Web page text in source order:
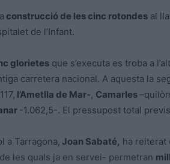
construcció de les cinc rotondes al
de l’Infant.
glorietes que s’executa es troba a
carretera nacional. A aquesta la
l’Ametlla de Mar-, Camarles
-1.062,5-. El pressupost total
a Tarragona, Joan Sabaté, ha reiterat
les quals ja en servei- permetran